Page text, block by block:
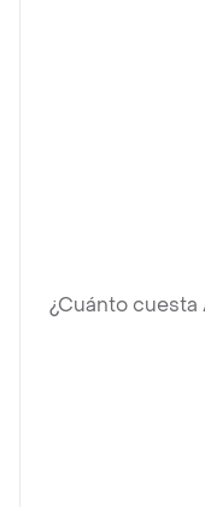
¿Cuánto cuesta